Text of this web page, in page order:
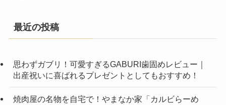
最近の投稿
思わずガブリ！可愛すぎるGABURI歯固めレビュー｜
出産祝いに喜ばれるプレゼントとしてもおすすめ！
焼肉屋の名物を自宅で！やまなか家「カルビらーめ